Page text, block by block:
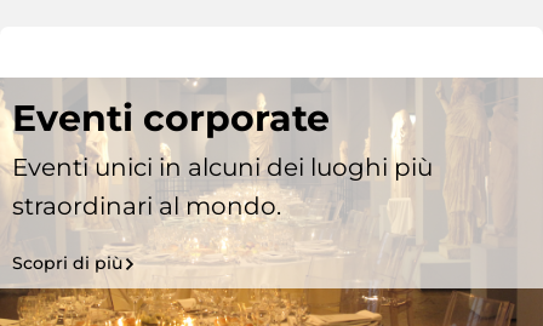
Eventi corporate
Eventi unici in alcuni dei luoghi più
straordinari al mondo.
Scopri di più